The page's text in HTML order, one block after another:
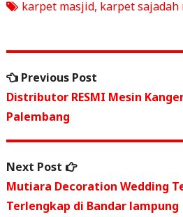
e
o
o
k
e l s
p
e
karpet masjid, karpet sajadah
Navigasi
pos
Previous PostPrevious
post:
Distributor RESMI Mesin
Palembang
Next Post
Next
post:
Mutiara Decoration Wedding
Terlengkap di Bandar lampung